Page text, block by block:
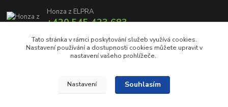
Honza z ELPRA
+420 545 423 683
info@elproprofi.cz
Tato stránka v rámci poskytování služeb využívá cookies.
Nastavení používání a dostupnosti cookies můžete upravit v
nastavení vašeho prohlížeče.
Nastavení Souhlasím